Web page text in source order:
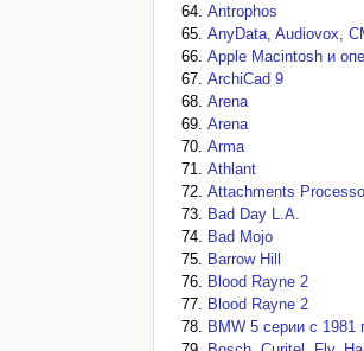
Antrophos
AnyData, Audiovox,
Apple Macintosh и
ArchiCad 9
Arena
Arena
Arma
Athlant
Attachments
Bad Day L.A.
Bad Mojo
Barrow Hill
Blood Rayne 2
Blood Rayne 2
BMW 5 серии с 1981